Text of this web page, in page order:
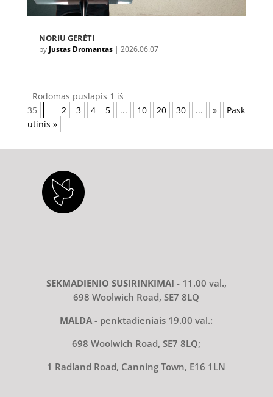
NORIU GERĖTI
by Justas Dromantas| 2026.06.07
Rodomas puslapis 1 iš
35
2 3 4 5 ... 10 20 30 ... »
Pask
utinis »
SEKMADIENIO SUSIRINKIMAI - 11.00 val.,
698 Woolwich Road, SE7 8LQ
MALDA- penktadieniais 19.00 val.:
698 Woolwich Road, SE7 8LQ;
1 Radland Road, Canning Town, E16 1LN